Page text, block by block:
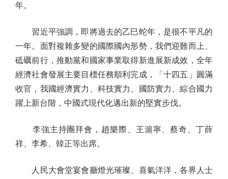
年。
習近平強調，即將過去的乙巳蛇年，是很不平凡的
一年。面對複雜多變的國際國內形勢，我們迎難而上、
砥礪前行，推動黨和國家事業取得新進展新成效，全年
經濟社會發展主要目標任務順利完成，「十四五」圓滿
收官，我國經濟實力、科技實力、國防實力、綜合國力
躍上新台階，中國式現代化邁出新的堅實步伐。
李強主持團拜會，趙樂際、王滬寧、蔡奇、丁薛
祥、李希、韓正等出席。
人民大會堂宴會廳燈光璀璨、喜氣洋洋，各界人士